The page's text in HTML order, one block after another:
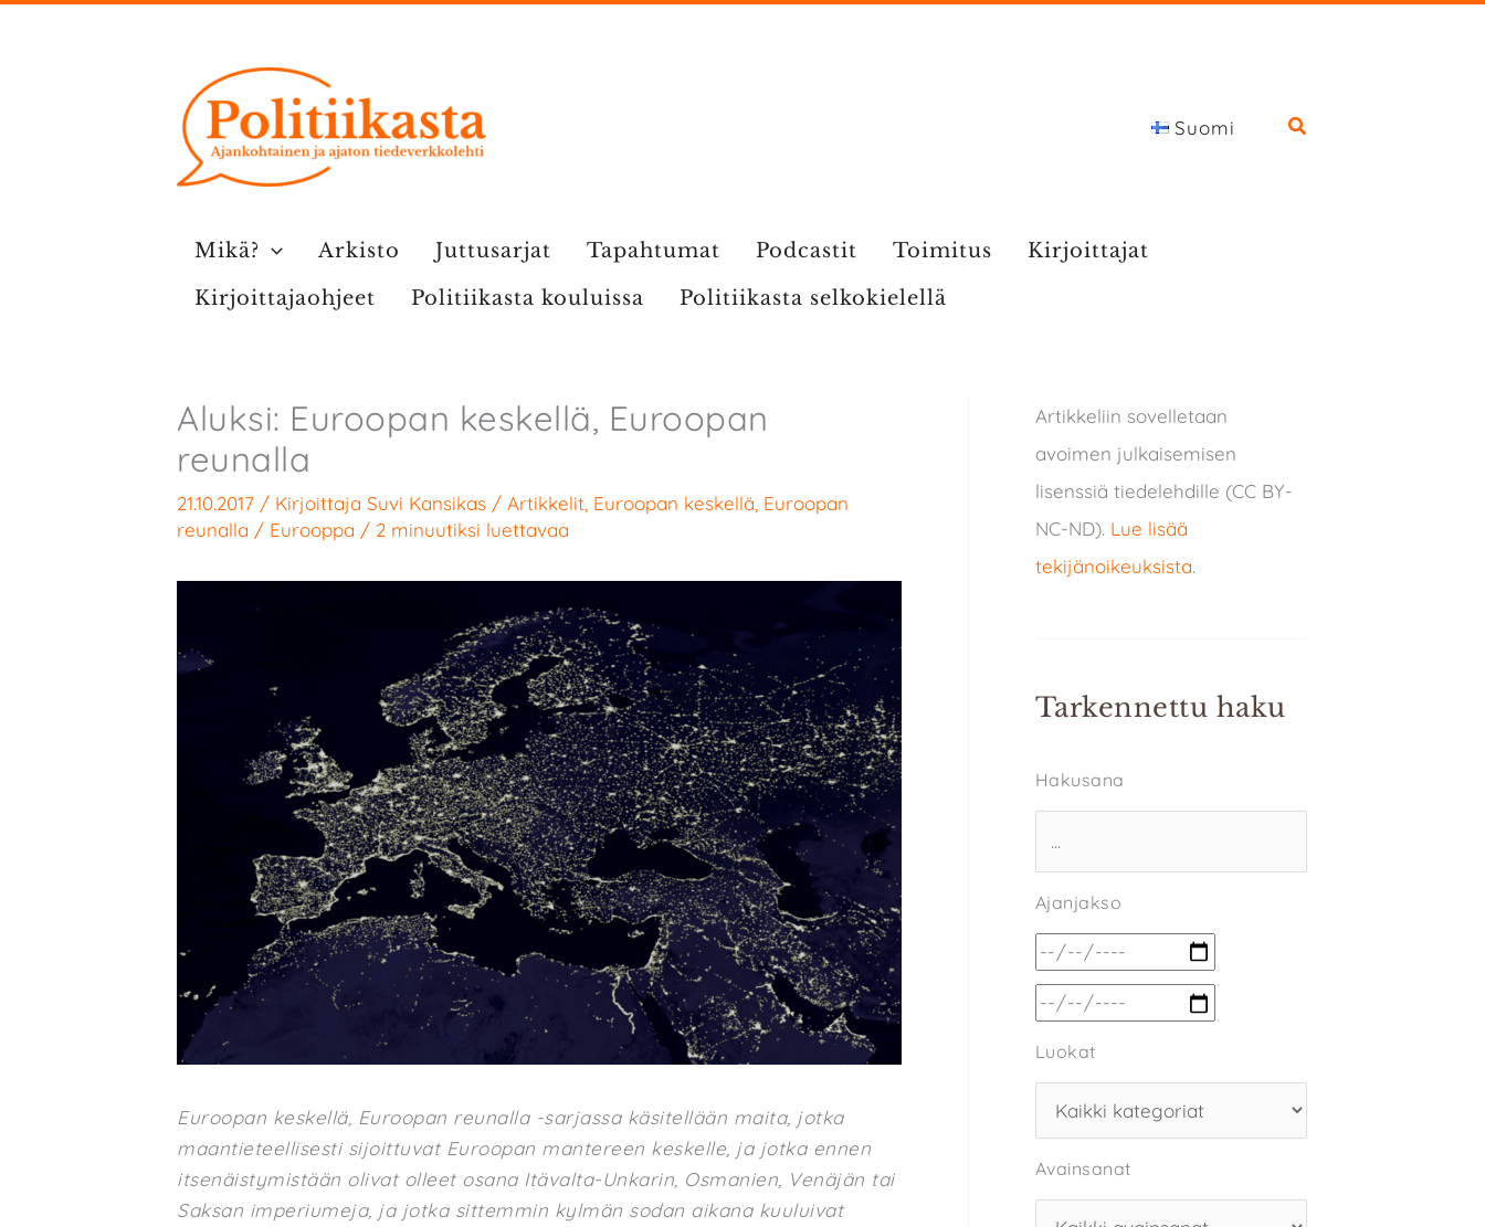
Suomi
Mikä? Arkisto Juttusarjat Tapahtumat Podcastit Toimitus
Kirjoittajat
Kirjoittajaohjeet
Politiikasta kouluissa Politiikasta selkokielellä
Aluksi: Euroopan keskellä, Euroopan
reunalla
21.10.2017 / Kirjoittaja Suvi Kansikas / Artikkelit Euroopan keskellä, Euroopan
reunalla / Eurooppa / 2 minuutiksi luettavaa
Euroopan keskellä, Euroopan reunalla -sarjassa käsitellään maita, jotka
maantieteellisesti sijoittuvat Euroopan mantereen keskelle, ja jotka ennen
itsenäistymistään olivat olleet osana Itävalta-Unkarin, Osmanien, Venäjän tai
Saksan imperiumeja, ja jotka sittemmin kylmän sodan aikana kuuluivat
Artikkeliin sovelletaan
avoimen julkaisemisen
lisenssiä tiedelehdille (CC BY-
NC-ND). Lue lisää
tekijänoikeuksista.
Tarkennettu haku
Hakusana
Ajanjakso
Luokat
Avainsanat